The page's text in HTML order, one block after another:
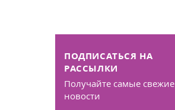
ПОДПИСАТЬСЯ НА
РАССЫЛКИ
Получайте самые свежие
новости